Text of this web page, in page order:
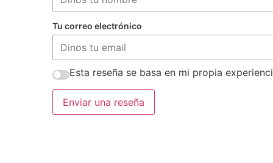
Tu correo electrónico
Esta reseña se basa en mi propia
Enviar una reseña